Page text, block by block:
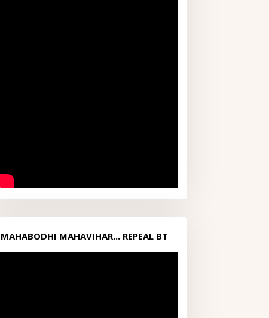
MAHABODHI MAHAVIHAR... REPEAL BT
ACT1949...